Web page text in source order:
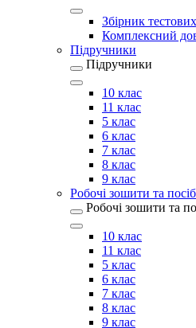
Збірник
Комплексний
Підручники
Підручники
10 клас
11 клас
5 клас
6 клас
7 клас
8 клас
9 клас
Робочі зошити та
Робочі зошити та
10 клас
11 клас
5 клас
6 клас
7 клас
8 клас
9 клас